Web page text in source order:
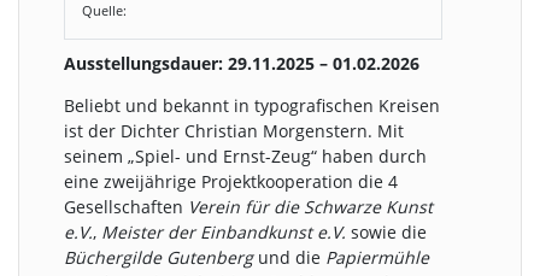
Quelle:
Ausstellungsdauer: 29.11.2025 – 01.02.2026
Beliebt und bekannt in typografischen Kreisen
ist der Dichter Christian Morgenstern. Mit
seinem „Spiel- und Ernst-Zeug“ haben durch
eine zweijährige Projektkooperation die 4
Gesellschaften Verein für die Schwarze Kunst
e.V., Meister der Einbandkunst e.V. sowie die
Büchergilde Gutenbergund die Papiermühle